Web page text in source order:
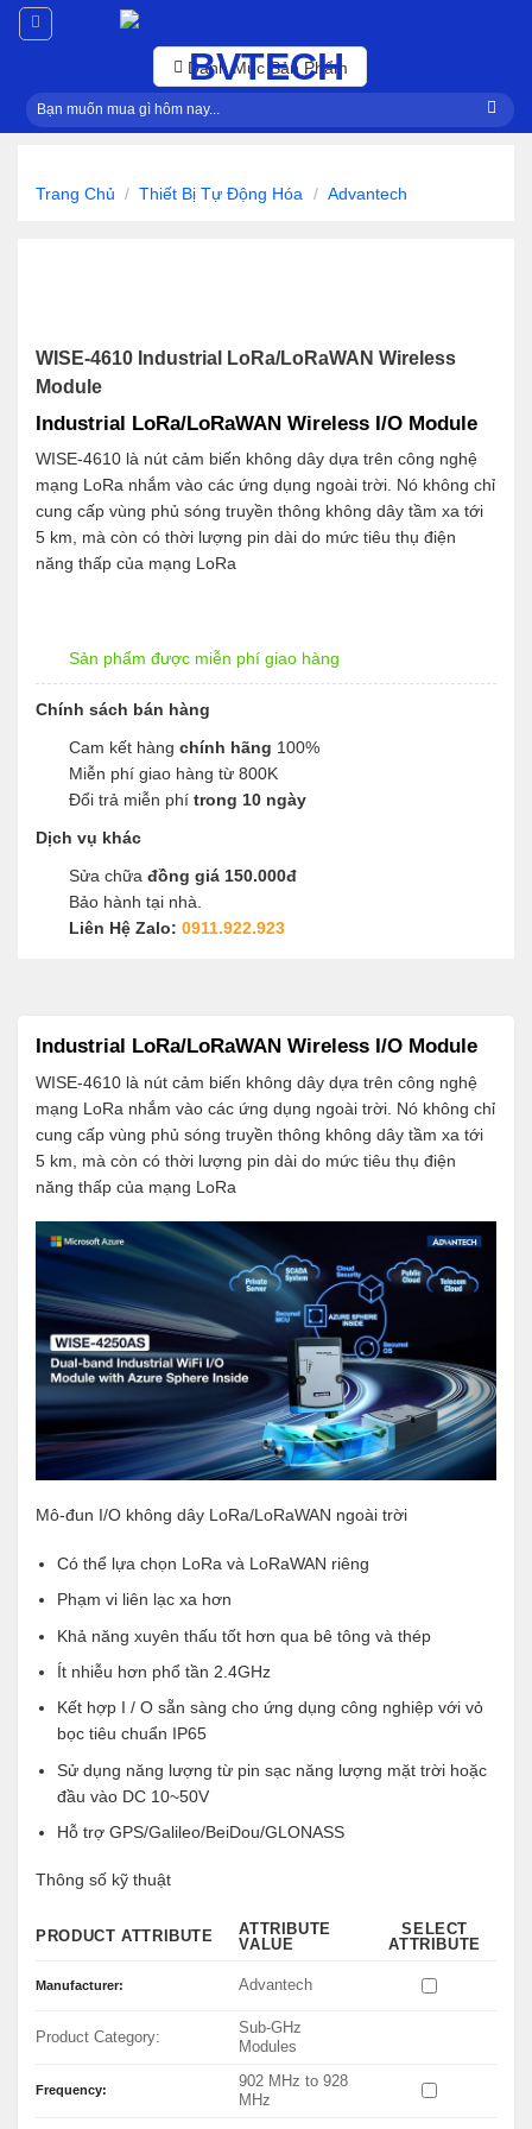
Skip
Danh Mục Sản Phẩm
Tìm
kiếm:
Trang Chủ / Thiết Bị Tự Động Hóa / Advantech
WISE-4610 Industrial LoRa/LoRaWAN Wireless
Module
Industrial LoRa/LoRaWAN Wireless I/O Module
WISE-4610 là nút cảm biến không dây dựa trên công nghệ
mạng LoRa nhắm vào các ứng dụng ngoài trời. Nó không chỉ
cung cấp vùng phủ sóng truyền thông không dây tầm xa tới
5 km, mà còn có thời lượng pin dài do mức tiêu thụ điện
năng thấp của mạng LoRa
Sản phẩm được miễn phí giao hàng
Chính sách bán hàng
Cam kết hàng chính hãng 100%
Miễn phí giao hàng từ 800K
Đổi trả miễn phí trong 10 ngày
Dịch vụ khác
Sửa chữa đồng giá 150.000đ
Bảo hành tại nhà.
Liên Hệ Zalo: 0911.922.923
Industrial LoRa/LoRaWAN Wireless I/O Module
WISE-4610 là nút cảm biến không dây dựa trên công nghệ
mạng LoRa nhắm vào các ứng dụng ngoài trời. Nó không chỉ
cung cấp vùng phủ sóng truyền thông không dây tầm xa tới
5 km, mà còn có thời lượng pin dài do mức tiêu thụ điện
năng thấp của mạng LoRa
Mô-đun I/O không dây LoRa/LoRaWAN ngoài trời
Có thể lựa chọn LoRa và LoRaWAN riêng
Phạm vi liên lạc xa hơn
Khả năng xuyên thấu tốt hơn qua bê tông và thép
Ít nhiễu hơn phổ tần 2.4GHz
Kết hợp I / O sẵn sàng cho ứng dụng công nghiệp với vỏ
bọc tiêu chuẩn IP65
Sử dụng năng lượng từ pin sạc năng lượng mặt trời hoặc
đầu vào DC 10~50V
Hỗ trợ GPS/Galileo/BeiDou/GLONASS
Thông số kỹ thuật
PRODUCT ATTRIBUTE
ATTRIBUTE
VALUE
SELECT
ATTRIBUTE
Manufacturer: Advantech
Product Category:
Sub-GHz
Modules
Frequency:
902 MHz to 928
MHz